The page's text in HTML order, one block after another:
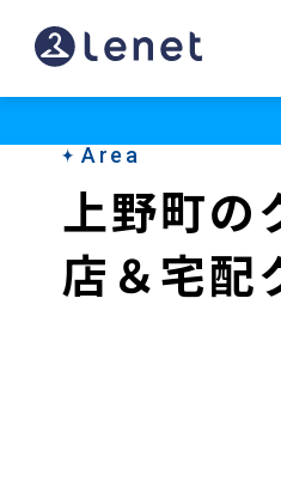
上
野
Area
上野町の
店＆宅配